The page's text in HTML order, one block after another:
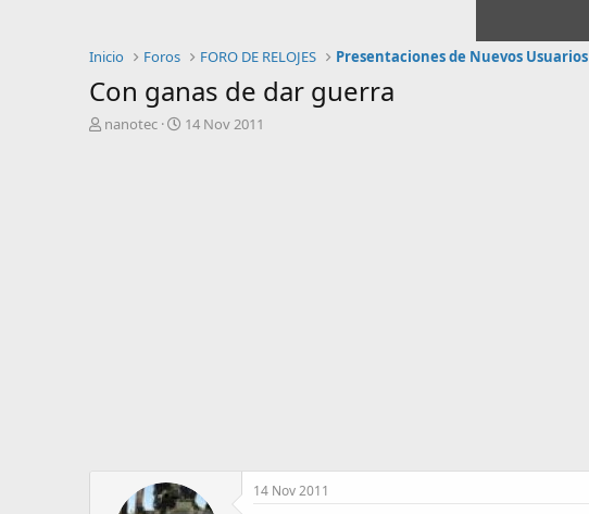
Inicio Foros FORO DE RELOJES Presentaciones de Nuevos Usuarios
Con ganas de dar guerra
Inanotec
F14 Nov 2011
14 Nov 2011